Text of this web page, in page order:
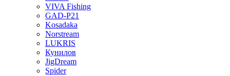
VIVA Fishing
GAD-P21
Kosadaka
Norstream
LUKRIS
Кунилов
JigDream
Spider